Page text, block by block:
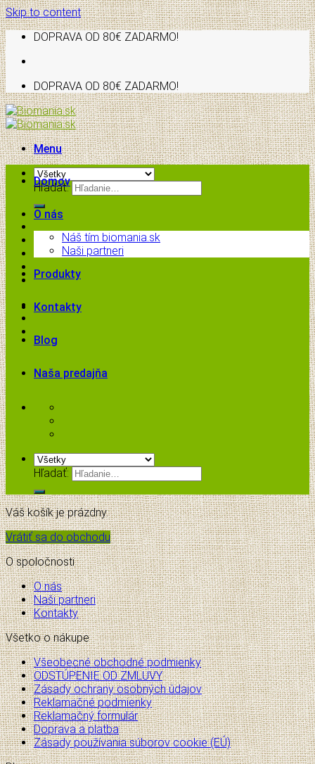
Skip to content
DOPRAVA OD 80€ ZADARMO!
DOPRAVA OD 80€ ZADARMO!
Menu
Hľadať:
Domov
O nás
Náš tím biomania.sk
Naši partneri
Produkty
Kontakty
Blog
Naša predajňa
Hľadať:
Váš košík je prázdny.
Vrátiť sa do obchodu
O spoločnosti
O nás
Naši partneri
Kontakty
Všetko o nákupe
Všeobecné obchodné podmienky
ODSTÚPENIE OD ZMLUVY
Zásady ochrany osobných údajov
Reklamačné podmienky
Reklamačný formulár
Doprava a platba
Zásady používania súborov cookie (EÚ)